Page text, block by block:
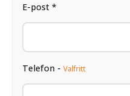
E-post *
Telefon - Valfritt